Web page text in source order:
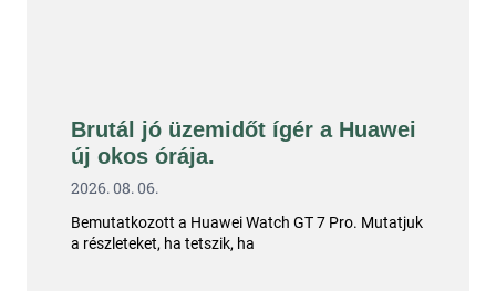
Brutál jó üzemidőt ígér a Huawei
új okos órája.
2026. 08. 06.
Bemutatkozott a Huawei Watch GT 7 Pro. Mutatjuk
a részleteket, ha tetszik, ha